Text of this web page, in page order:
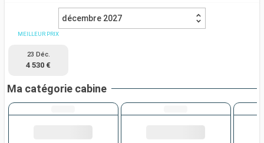
décembre 2027
MEILLEUR PRIX
23 Déc.
4 530 €
Ma catégorie cabine
Rechercher